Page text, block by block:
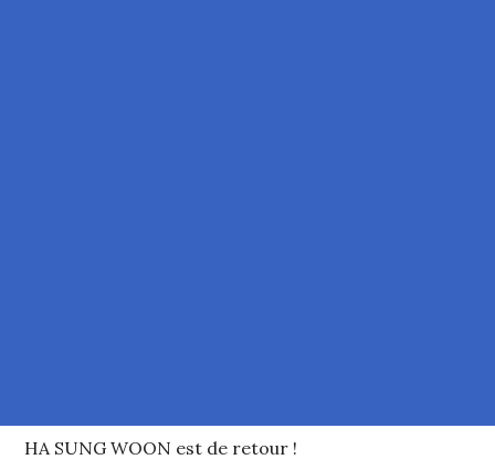
HA SUNG WOON est de retour !